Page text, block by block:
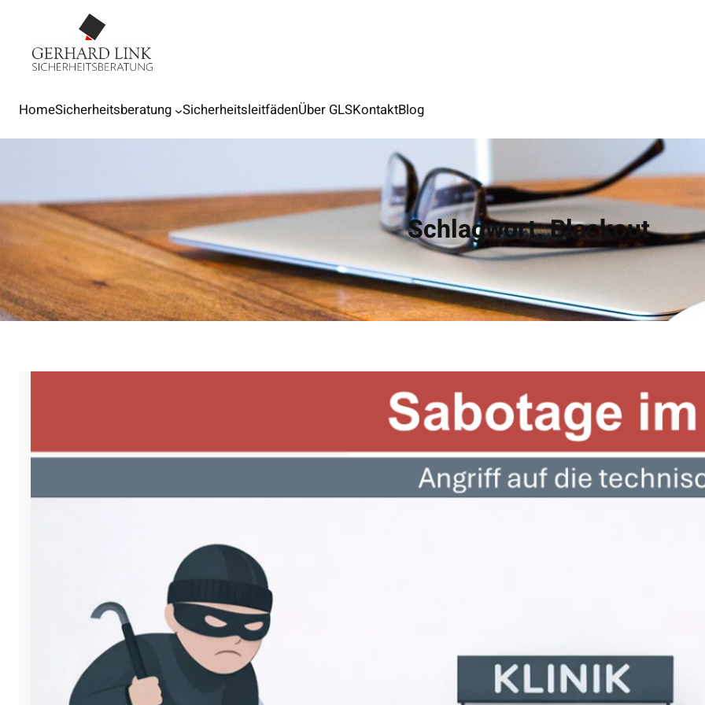
HomeSicherheitsberatung SicherheitsleitfädenÜber GLSKontaktBlog
Schlagwort:Blackout